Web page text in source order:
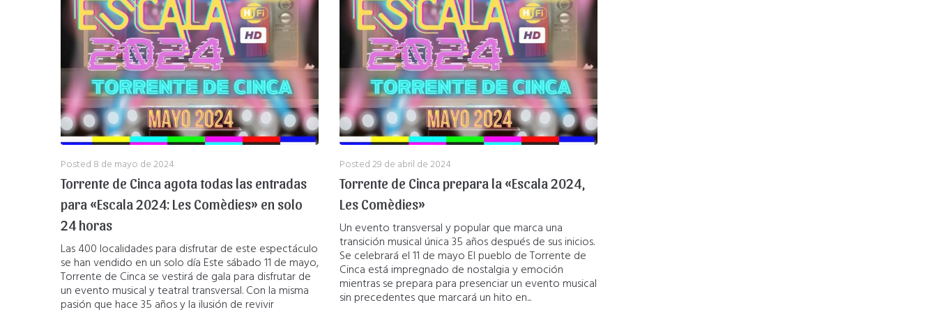
Posted 8 de mayo de 2024
Torrente de Cinca agota todas las entradas
para «Escala 2024: Les Comèdies» en solo
24 horas
Las 400 localidades para disfrutar de este espectáculo
se han vendido en un solo día Este sábado 11 de mayo,
Torrente de Cinca se vestirá de gala para disfrutar de
un evento musical y teatral transversal. Con la misma
pasión que hace 35 años y la ilusión de revivir
Posted29 de abril de 2024
Torrente de Cinca prepara la «Escala 2024,
Les Comèdies»
Un evento transversal y popular que marca una
transición musical única 35 años después de sus inicios.
Se celebrará el 11 de mayo El pueblo de Torrente de
Cinca está impregnado de nostalgia y emoción
mientras se prepara para presenciar un evento musical
sin precedentes que marcará un hito en...